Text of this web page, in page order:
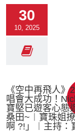
30
10, 2025
《空中再飛人
唱會大成功！
寶堅已遊客心態
桑田~︱寶珠姐
啊 ?!」︱主持：